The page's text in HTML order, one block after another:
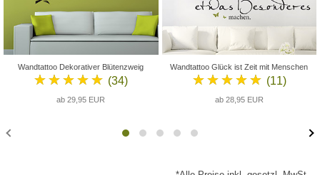
Wandtattoo Dekorativer Blütenzweig
★★★★★ (34)
ab 29,95 EUR
Wandtattoo Glück ist Zeit mit Menschen
★★★★★ (11)
ab 28,95 EUR